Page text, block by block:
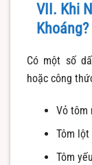
VII. Khi
Khoáng?
Có một số
hoặc công
Vỏ tôm
Tôm
Tôm